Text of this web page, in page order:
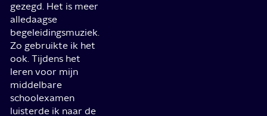
gezegd. Het is meer
alledaagse
begeleidingsmuziek.
Zo gebruikte ik het
ook. Tijdens het
leren voor mijn
middelbare
schoolexamen
luisterde ik naar de